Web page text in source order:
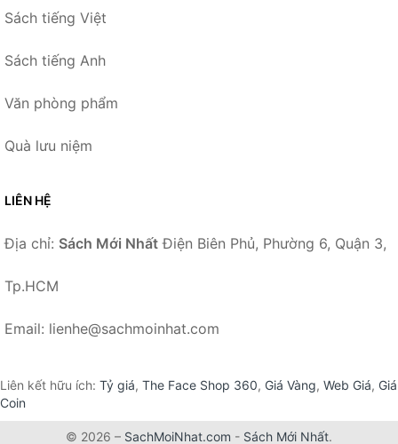
Sách tiếng Việt
Sách tiếng Anh
Văn phòng phẩm
Quà lưu niệm
LIÊN HỆ
Địa chỉ: Sách Mới Nhất Điện Biên Phủ, Phường 6, Quận 3,
Tp.HCM
Email: lienhe@sachmoinhat.com
Liên kết hữu ích: Tỷ giá, The Face Shop 360, Giá Vàng, Web Giá, Giá
Coin
© 2026 – SachMoiNhat.com - Sách Mới Nhất.